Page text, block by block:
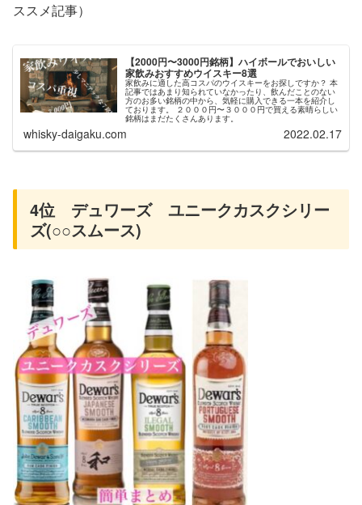
ススメ記事）
【2000円〜3000円銘柄】ハイボールでおいしい
家飲みおすすめウイスキー8選
家飲みに適した高コスパのウイスキーをお探しですか？ 本
記事ではあまり知られていなかったり、飲んだことのない
方のお多い銘柄の中から、気軽に購入できる一本を紹介し
ております。 ２０００円〜３０００円で買える素晴らしい
銘柄はまだたくさんあります。
whisky-daigaku.com 2022.02.17
4位 デュワーズ ユニークカスクシリー
ズ(○○スムース)